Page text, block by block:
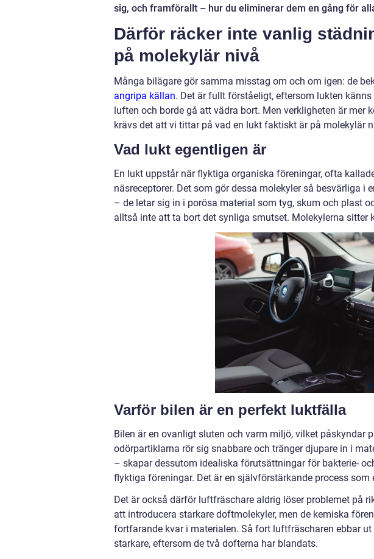
sig, och framförallt – hur du eliminerar dem en gång för
Därför räcker inte vanlig
på molekylär nivå
Många bilägare gör samma misstag om och om igen: de
angripa källan. Det är fullt förståeligt, eftersom lukten
luften och borde gå att vädra bort. Men verkligheten är mer
krävs det att vi tittar på vad en lukt faktiskt är på molekylär
Vad lukt egentligen är
En lukt uppstår när flyktiga organiska föreningar, ofta
näsreceptorer. Det som gör dessa molekyler så besvärliga
– de letar sig in i porösa material som tyg, skum och plast
alltså inte att ta bort det synliga smutset. Molekylerna sitter
Varför bilen är en perfekt luktfälla
Bilen är en ovanligt sluten och varm miljö, vilket påskyndar
odörpartiklarna rör sig snabbare och tränger djupare in i
– skapar dessutom idealiska förutsättningar för bakterie-
flyktiga föreningar. Det är en självförstärkande process som
Det är också därför luftfräschare aldrig löser problemet på
att introducera starkare doftmolekyler, men de kemiska
fortfarande kvar i materialen. Så fort luftfräscharen ebbar
starkare, eftersom de två dofterna har blandats.